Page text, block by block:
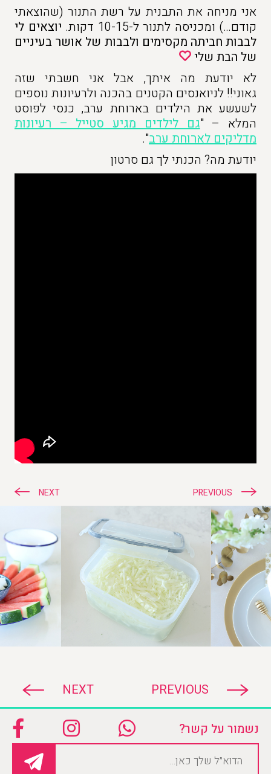
אני מניחה את התבנית על רשת התנור (שהוצאתי
קודם…) ומכניסה לתנור ל-10-15 דקות.
יוצאים לי
לבבות חביתה מקסימים ולבבות של אושר בעיניים
של הבת שלי
לא יודעת מה איתך, אבל אני חשבתי שזה
גאוני!! לניואנסים הקטנים בהכנה ולרעיונות נוספים
לשעשע את הילדים בארוחת ערב, כנסי לפוסט
המלא – "גם לילדים מגיע סטייל – רעיונות
מדליקים לארוחת ערב".
יודעת מה? הכנתי לך גם סרטון
ניווטPREVIOUS
NEXT
PREVIOUS
NEXT
נשמור על קשר?